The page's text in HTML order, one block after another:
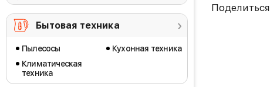
Бытовая техника
Пылесосы
Климатическая
техника
Кухонная техника
Поделиться